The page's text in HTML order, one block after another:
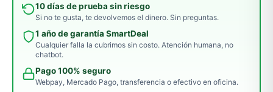
10 días de prueba sin riesgo
Si no te gusta, te devolvemos el dinero. Sin preguntas.
1 año de garantía SmartDeal
Cualquier falla la cubrimos sin costo. Atención humana, no
chatbot.
Pago 100% seguro
Webpay, Mercado Pago, transferencia o efectivo en oficina.